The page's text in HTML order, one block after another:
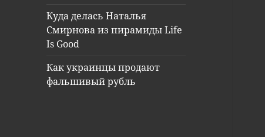
Куда делась Наталья
Смирнова из пирамиды Life
Is Good
Как украинцы продают
фальшивый рубль